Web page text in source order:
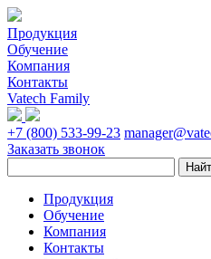
Продукция
Обучение
Компания
Контакты
Vatech Family
+7 (800) 533-99-23
Заказать звонок
Продукция
Обучение
Компания
Контакты